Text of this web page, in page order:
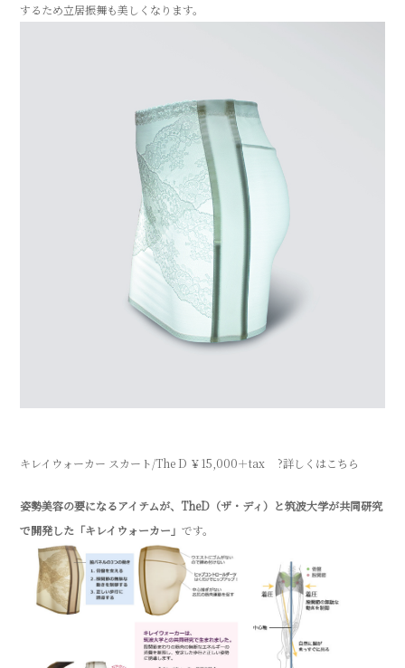
するため立居振舞も美しくなります。
キレイウォーカー スカート/The D ￥15,000＋tax ?詳しくはこちら
姿勢美容の要になるアイテムが、TheD（ザ・ディ）と筑波大学が共同研究
で開発した「キレイウォーカー」 です。